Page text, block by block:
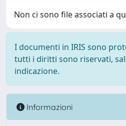
Non ci sono file associati a
I documenti in IRIS sono
tutti i diritti sono riservati,
indicazione.
Informazioni